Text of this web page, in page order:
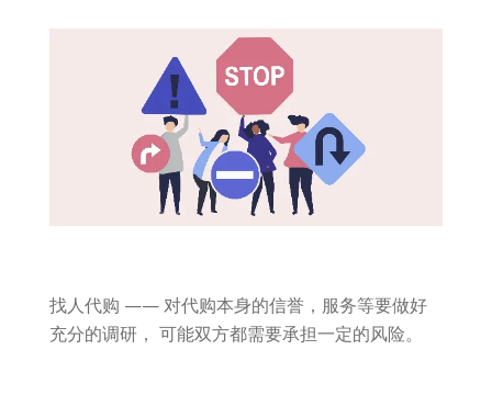
找人代购 —— 对代购本身的信誉，服务等要做好
充分的调研， 可能双方都需要承担一定的风险。